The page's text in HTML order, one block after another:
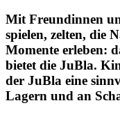
Mit Freundinnen
spielen, zelten, die
Momente erleben:
bietet die JuBla.
der JuBla eine
Lagern und an